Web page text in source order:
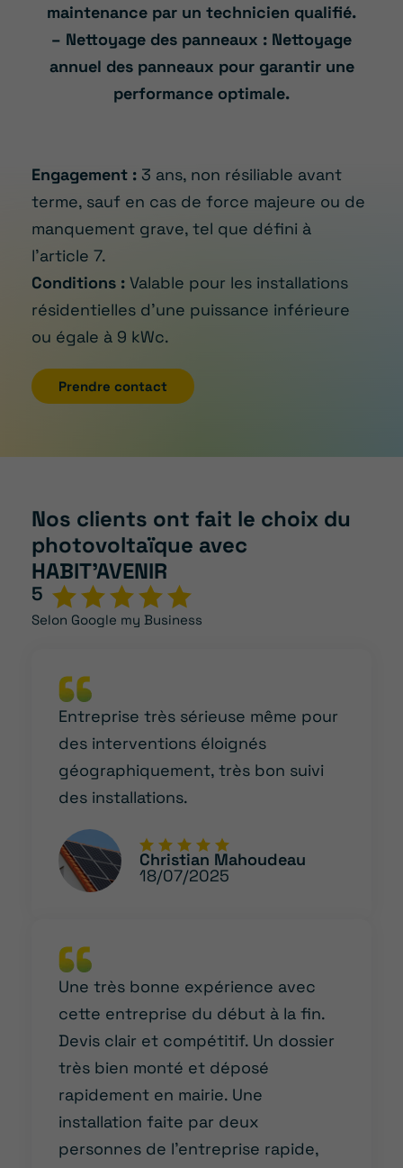
maintenance par un technicien qualifié.
– Nettoyage des panneaux : Nettoyage
annuel des panneaux pour garantir une
performance optimale.
Engagement : 3 ans, non résiliable avant
terme, sauf en cas de force majeure ou de
manquement grave, tel que défini à
l’article 7.
Conditions : Valable pour les installations
résidentielles d’une puissance inférieure
ou égale à 9 kWc.
Prendre contact
Nos clients ont fait le choix du
photovoltaïque avec
HABIT’AVENIR
5
Selon Google my Business
Entreprise très sérieuse même pour
des interventions éloignés
géographiquement, très bon suivi
des installations.
Christian Mahoudeau
18/07/2025
Une très bonne expérience avec
cette entreprise du début à la fin.
Devis clair et compétitif. Un dossier
très bien monté et déposé
rapidement en mairie. Une
installation faite par deux
personnes de l’entreprise rapide,